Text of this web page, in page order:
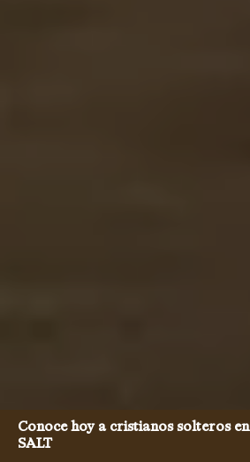
Conoce hoy a cristianos solteros en
SALT